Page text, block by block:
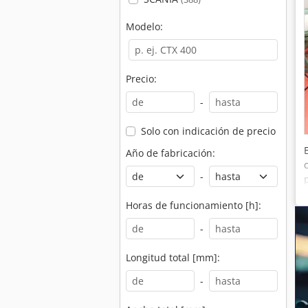
Modelo:
Precio:
-
Solo con indicación de precio
Año de fabricación:
-
Horas de funcionamiento [h]:
-
Longitud total [mm]:
-